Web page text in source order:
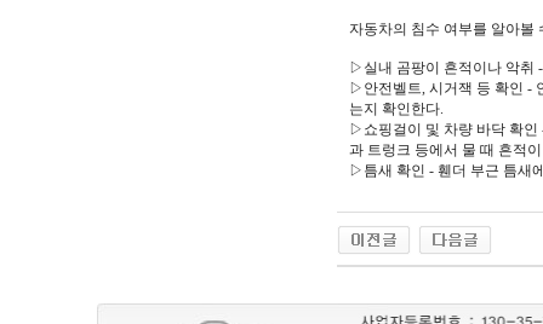
자동차의 침수 여부를 알아볼
▷실내 곰팡이 흔적이나 악취
▷안전벨트, 시거잭 등 확인 -
는지 확인한다.
▷쇼핑걸이 및 차량 바닥 확인
과 트렁크 등에서 물 때 흔적
▷틈새 확인 - 휀더 부근 틈새